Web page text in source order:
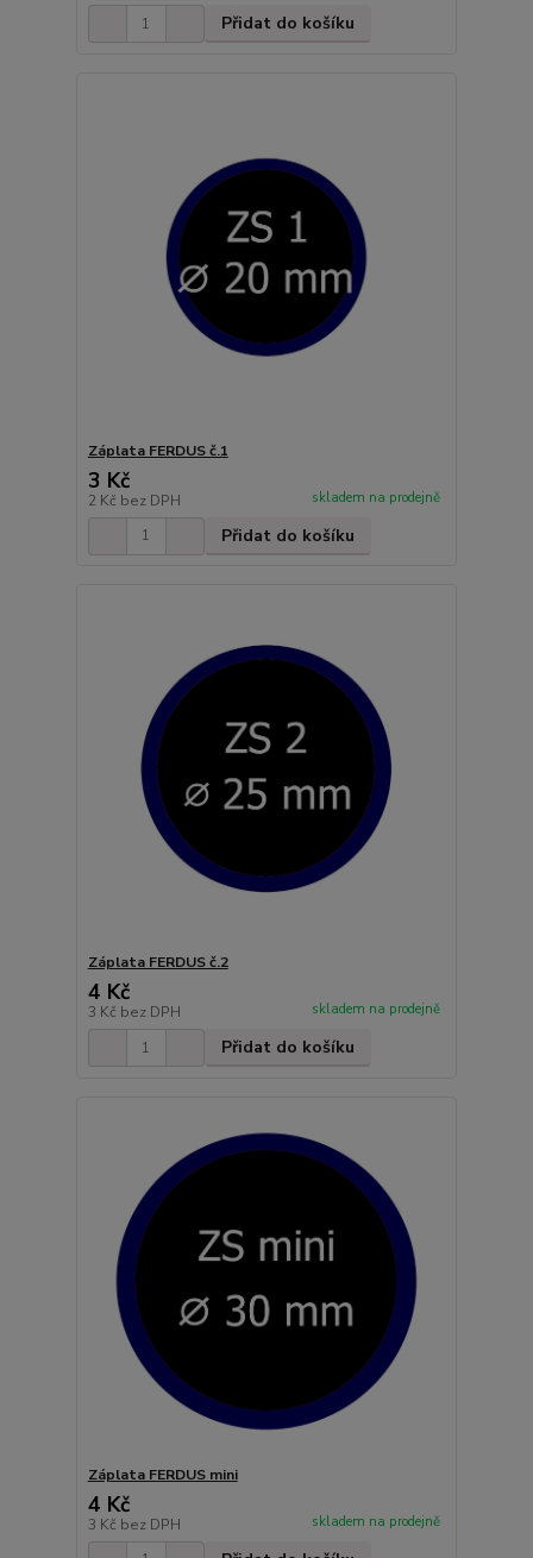
Přidat do košíku
Záplata FERDUS č.1
3 Kč
2 Kč bez DPH skladem na prodejně
Přidat do košíku
Záplata FERDUS č.2
4 Kč
3 Kč bez DPH skladem na prodejně
Přidat do košíku
Záplata FERDUS mini
4 Kč
3 Kč bez DPH skladem na prodejně